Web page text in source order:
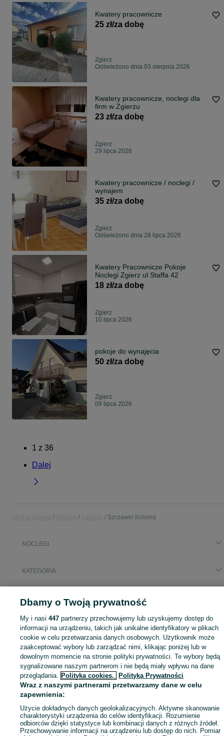
Kwatery pracownicze
25 zł/za dobę
Zgierz
Odświeżono dnia 03 sierpnia 2026
Kwatery pracownicze, noclegi dla
firm w Zgierzu
23 zł/za dobę
Zgierz
29 lipca 2026
Kwatery pracownicze / noclegi /
wynajem
35 zł/za dobę
Zgierz
Odświeżono dnia 28 lipca 2026
Kwatery Pracownicze Pokoje
Noclegi Zgierz ul Staffa 42
18 zł/za dobę
Zgierz
10 lipca 2026
pokoje do wynajęcia
50 zł/za dobę
Zgierz
09 lipca 2026
1 z 36
Dalej
Szczawin Kolonia
NOCLEGI
KATEGORIA
Mapa kategorii
Mapa miejscowości
Mapa ministron
Popularne wyszukiwania
Dbamy o Twoją prywatność
My i nasi447 partnerzy przechowujemy lub uzyskujemy dostęp do
informacji na urządzeniu, takich jak unikalne identyfikatory w plikach
cookie w celu przetwarzania danych osobowych. Użytkownik może
zaakceptować wybory lub zarządzać nimi, klikając poniżej lub w
dowolnym momencie na stronie polityki prywatności. Te wybory będą
sygnalizowane naszym partnerom i nie będą miały wpływu na dane
przeglądania. Polityka cookies, Polityka Prywatności
Wraz z naszymi partnerami przetwarzamy dane w celu
zapewnienia:
Użycie dokładnych danych geolokalizacyjnych. Aktywne skanowanie
charakterystyki urządzenia do celów identyfikacji. Rozumienie
odbiorców dzięki statystyce lub kombinacji danych z różnych źródeł.
Przechowywanie informacji na urządzeniu lub dostęp do nich. Pomiar